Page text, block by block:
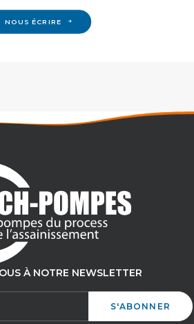
NOUS ÉCRIRE
À NOTRE NEWSLETTER